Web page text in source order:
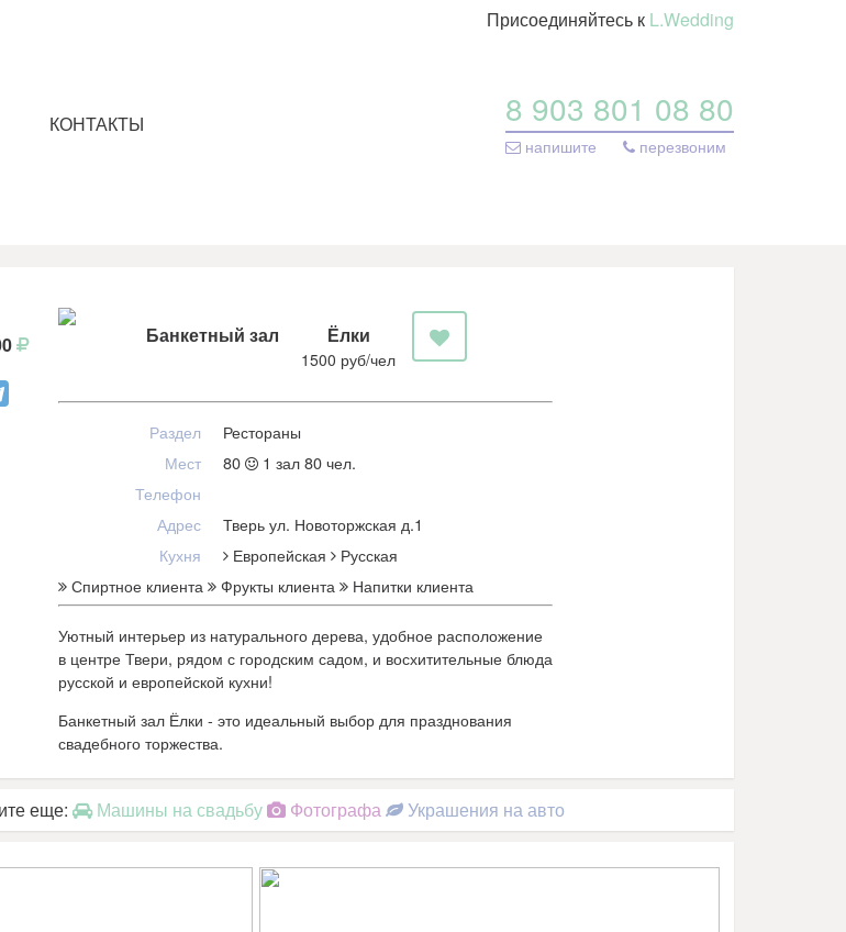
Присоединяйтесь к L.Wedding
КОНТАКТЫ 8 903 801 08 80
напишите перезвоним
Банкетный зал Ёлки
1500 руб/чел
Раздел
Рестораны
Мест
80
1 зал 80 чел.
Телефон
Адрес
Тверь ул. Новоторжская д.1
Кухня
Европейская
Русская
Спиртное клиента
Фрукты клиента Напитки клиента
Уютный интерьер из натурального дерева, удобное расположение
в центре Твери, рядом с городским садом, и восхитительные блюда
русской и европейской кухни!
Банкетный зал Ёлки - это идеальный выбор для празднования
свадебного торжества.
еще: Машины на свадьбу Фотографа Украшения на авто